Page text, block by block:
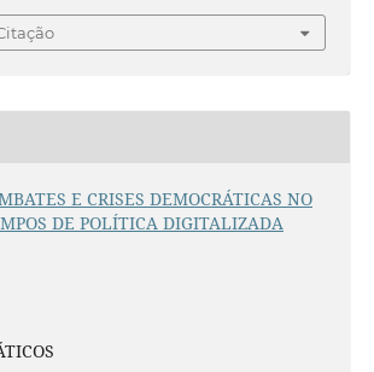
E CRISES DEMOCRÁTICAS NO
DE POLÍTICA DIGITALIZADA